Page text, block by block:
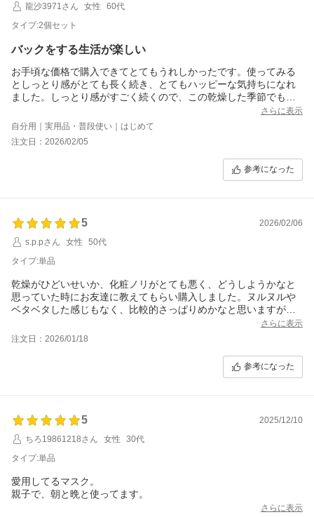
龍沙3971さん 女性
60代
タイプ:2個セット
バックをする生活が楽しい
お手頃な価格で購入できてとてもうれしかったです。使ってみる
としっとり感がとても長く続き、とてもハッピーな気持ちになれ
ました。しっとり感がすごく続くので、この乾燥した季節でも自
分の肌を触るのが嬉しい位です。ありがとうございました。さらに表示
自分用｜実用品・普段使い｜はじめて
注文日：2026/02/05
参考になった
5
2026/02/06
s.p.pさん
女性
50代
タイプ:単品
乾燥がひどいせいか、化粧ノリがとても悪く、どうしようかなと
思っていた時にお友達に教えてもらい購入しました。ヌルヌルや
ベタベタした感じもなく、比較的さっぱりめかなと思いますが私
には合っているみたいで肌の調子も戻ってきました。またなくな
るころ、買いたいと思います。
さらに表示
注文日：2026/01/18
参考になった
5
2025/12/10
ちろ19861218さん
女性
30代
タイプ:単品
愛用してるマスク。
親子で、朝と晩と使ってます。
さらに表示